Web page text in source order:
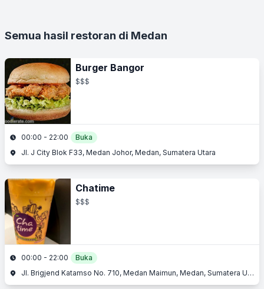
Semua hasil restoran di Medan
Burger Bangor
$$$
00:00 - 22:00
Buka
Jl. J City Blok F33, Medan Johor, Medan, Sumatera Utara
Chatime
$$$
00:00 - 22:00
Buka
Jl. Brigjend Katamso No. 710, Medan Maimun, Medan, Sumatera Utara